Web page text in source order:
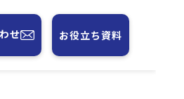
せ お役立ち資料